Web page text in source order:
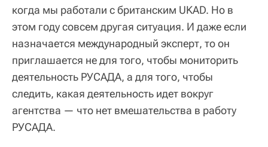
когда мы работали с британским UKAD. Но в
этом году совсем другая ситуация. И даже если
назначается международный эксперт, то он
приглашается не для того, чтобы мониторить
деятельность РУСАДА, а для того, чтобы
следить, какая деятельность идет вокруг
агентства — что нет вмешательства в работу
РУСАДА.